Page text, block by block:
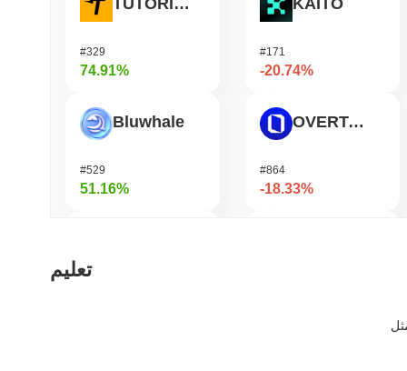
TUTORIAL
#329
74.91%
Bluwhale
#529
51.16%
KAITO
#171
-20.74%
OVERTAKE
#864
-18.33%
تعليم